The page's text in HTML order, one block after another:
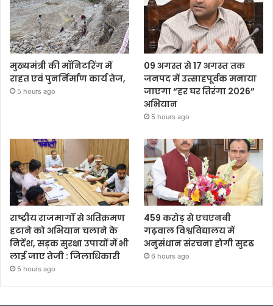
मुख्यमंत्री की मॉनिटरिंग में
राहत एवं पुनर्निर्माण कार्य तेज,
5 hours ago
09 अगस्त से 17 अगस्त तक
जनपद में उत्साहपूर्वक मनाया
जाएगा “हर घर तिरंगा 2026”
अभियान
5 hours ago
राष्ट्रीय राजमार्गों से अतिक्रमण
हटाने को अभियान चलाने के
निर्देश, सड़क सुरक्षा उपायों में भी
लाई जाए तेजी : जिलाधिकारी
5 hours ago
459 करोड़ से एचएनबी
गढ़वाल विश्वविद्यालय में
अनुसंधान संरचना होगी सुदृढ
6 hours ago